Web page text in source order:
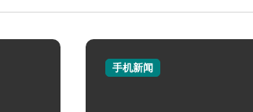
手机新闻